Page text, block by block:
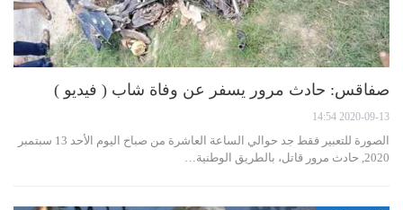
صفاقس: حادث مرور يسفر عن وفاة شاب ( فيديو )
2020-09-13 14:54
الصورة للتعبير فقط جد حوالي الساعة العاشرة من صباح اليوم الأحد 13 سبتمبر
2020, حادث مرور قاتل، بالطريق الوطنية…